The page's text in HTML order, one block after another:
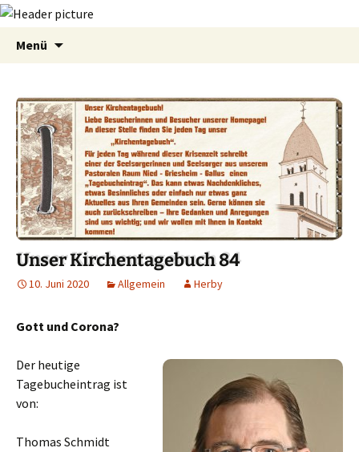
Menü
Unser Kirchentagebuch 84
10. Juni 2020 Allgemein Herby
Gott und Corona?
Der heutige
Tagebucheintrag ist
von:
Thomas Schmidt